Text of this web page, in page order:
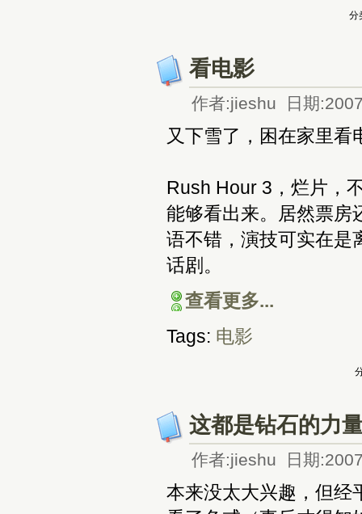
分
看电影
作者:jieshu 日期
又下雪了，困在家里看
Rush Hour 3，烂片，
能够看出来。居然票房
语不错，演技可实在是
话剧。
查看更多...
Tags: 电影
这都是钻石的力
作者:jieshu 日期
本来没太大兴趣，但经